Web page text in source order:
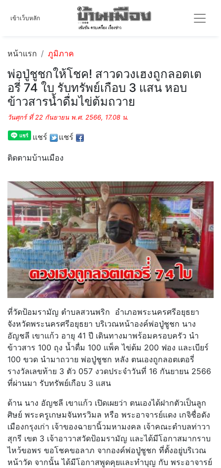
เข้าเว็บหลัก
หน้าแรก ภูมิภาค
พ่อปู่ชูชกให้โชค! สาวดวงเฮงถูกลอตเต
อรี่่ 74 ใบ รับทรัพย์เกือบ 3 แสน หอบ
ข้าวสารน้ำดื่มไข่ต้มถวาย
วันศุกร์ ที่ 22 กันยายน พ.ศ. 2566, 17.08 น.
แชร์ แชร์
ติดตามบ้านเมือง
ที่วัดป้อมรามัญ ตำบลสวนพริก อำเภอพระนครศรีอยุธยา
จังหวัดพระนครศรีอยุธยา บริเวณหน้าองค์พ่อปู่ชูชก นาง
อัญชลี เขาแก้ว อายุ 41 ปี เดินทางมาพร้อมครอบครัว นำ
ข้าวสาร 100 ถุง น้ำดื่ม 100 แพ็ค ไข่ต้ม 200 ฟอง และเบียร์
100 ขวด นำมาถวาย พ่อปู่ชูชก หลัง ตนเองถูกลอตเตอรี่
รางวัลเลขท้าย 3 ตัว 057 งวดประจำวันที่ 16 กันยายน 2566
ที่ผ่านมา รับทรัพย์เกือบ 3 แสน
ด้าน นาง อัญชลี เขาแก้ว เปิดเผยว่า ตนเองได้ฝากตัวเป็นลูก
ศิษย์ พระครูเกษมจันทรวิมล หรือ พระอาจารย์แดง เกจิชื่อดัง
เมืองกรุงเก่า เจ้าของฉายานิ้วมหามงคล เจ้าคณะตำบลท่าวา
สุกรี เขต 3 เจ้าอาวาสวัดป้อมรามัญ และได้มีโอกาสมากราบ
ไหว้ขอพร ขอโชคขอลาภ จากองค์พ่อปู่ชูชก ที่ตั้งอยู่บริเวณ
หน้าวัด จากนั้น ได้มีโอกาสพูดคุยและทำบุญ กับ พระอาจารย์